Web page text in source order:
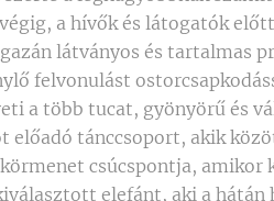
a hívők és látogatók
látványos és tartalmas
felvonulást
a több tucat, gyönyörű és
tánccsoport, akik
csúcspontja, amikor
elefánt, aki a hátán